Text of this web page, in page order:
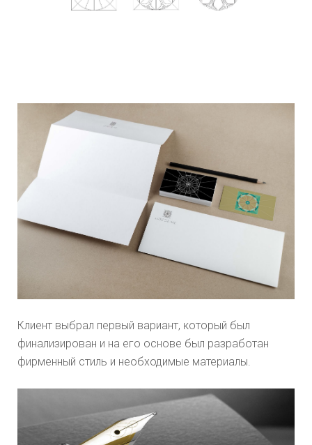
Клиент выбрал первый вариант, который был
финализирован и на его основе был разработан
фирменный стиль и необходимые материалы.